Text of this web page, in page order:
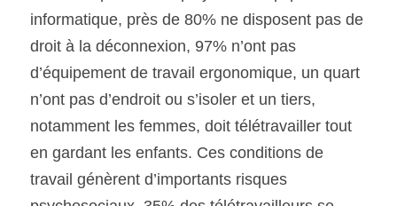
informatique, près de 80% ne disposent pas de
droit à la déconnexion, 97% n’ont pas
d’équipement de travail ergonomique, un quart
n’ont pas d’endroit ou s’isoler et un tiers,
notamment les femmes, doit télétravailler tout
en gardant les enfants. Ces conditions de
travail génèrent d’importants risques